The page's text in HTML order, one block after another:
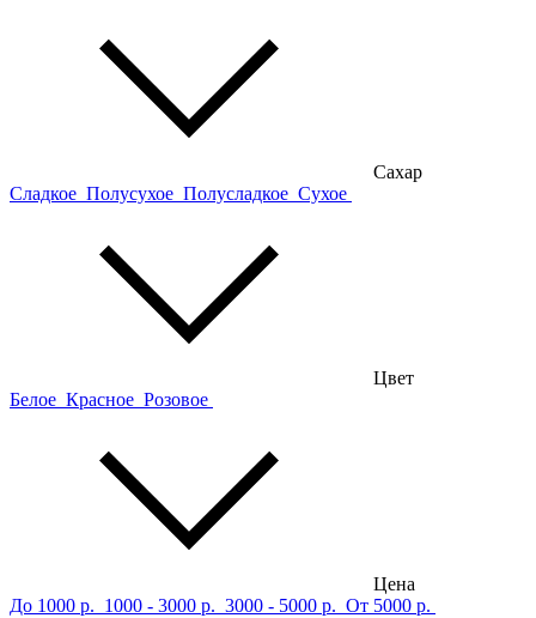
Сахар
Сладкое Полусухое Полусладкое Сухое
Цвет
Белое Красное Розовое
Цена
До 1000 р. 1000 - 3000 р. 3000 - 5000 р. От 5000 р.